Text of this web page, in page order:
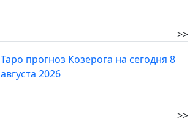
>>
Таро прогноз Козерога на сегодня 8
августа 2026
>>